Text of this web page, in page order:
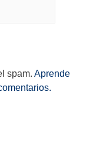
spam. Aprende